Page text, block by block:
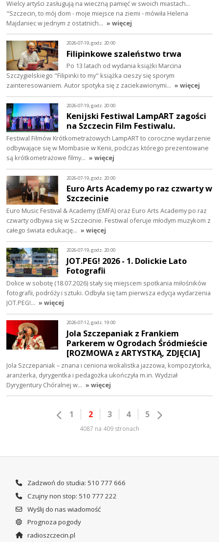
Wielcy artyści zasługują na wieczną pamięć w swoich miastach...
"Szczecin, to mój dom - moje miejsce na ziemi - mówiła Helena
Majdaniec w jednym z ostatnich… » więcej
2026-07-19, godz. 20:00
Filipinkowe szaleństwo trwa
Po 13 latach od wydania książki Marcina
Szczygielskiego "Filipinki to my" książka cieszy się sporym
zainteresowaniem. Autor spotyka się z zaciekawionymi… » więcej
2026-07-19, godz. 20:00
Kenijski Festiwal LampART zagości
na Szczecin Film Festiwalu.
Festiwal Filmów Krótkometrażowych LampART to coroczne wydarzenie
odbywające się w Mombasie w Kenii, podczas którego prezentowane
są krótkometrażowe filmy… » więcej
2026-07-19, godz. 20:00
Euro Arts Academy po raz czwarty w
Szczecinie
Euro Music Festival & Academy (EMFA) oraz Euro Arts Academy po raz
czwarty odbywa się w Szczecinie. Festiwal oferuje młodym muzykom z
całego świata edukację… » więcej
2026-07-19, godz. 20:00
JOT.PEG! 2026 - 1. Dolickie Lato
Fotografii
Dolice w sobotę (18.07.2026) stały się miejscem spotkania miłośników
fotografii, podróży i sztuki. Odbyła się tam pierwsza edycja wydarzenia
JOT.PEG!… » więcej
2026-07-12, godz. 19:00
Jola Szczepaniak z Frankiem
Parkerem w Ogrodach Śródmieście
[ROZMOWA z ARTYSTKĄ, ZDJĘCIA]
Jola Szczepaniak – znana i ceniona wokalistka jazzowa, kompozytorka,
aranżerka, dyrygentka i pedagożka ukończyła m.in. Wydział
Dyrygentury Chóralnej w… » więcej
1 2 3 4 5
4087 na 409 stronach
Zadzwoń do studia: 510 777 666
Czujny non stop: 510 777 222
Wyślij do nas wiadomość
Prognoza pogody
radioszczecin.pl